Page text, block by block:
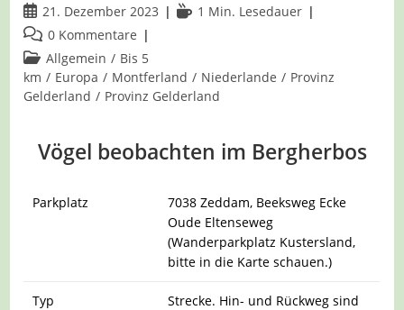
Beitrag
veröffentlicht:
21. Dezember 2023 Lesedauer:
1 Min. Lesedauer
Beitrags-
Kommentare:
0 Kommentare
Beitrags-
Kategorie:
Allgemein / Bis 5
km / Europa / Montferland / Niederlande / Provinz
Gelderland / Provinz Gelderland
Vögel beobachten im Bergherbos
Parkplatz
7038 Zeddam, Beeksweg Ecke
Oude Eltenseweg
(Wanderparkplatz Kustersland,
bitte in die Karte schauen.)
Typ
Strecke. Hin- und Rückweg sind